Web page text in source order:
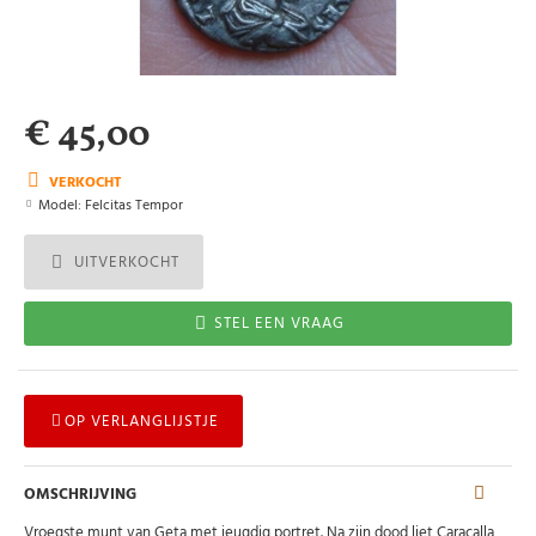
VERKOCHT
Model: Felcitas Tempor
€ 45,00
UITVERKOCHT
STEL EEN VRAAG
OP VERLANGLIJSTJE
OMSCHRIJVING